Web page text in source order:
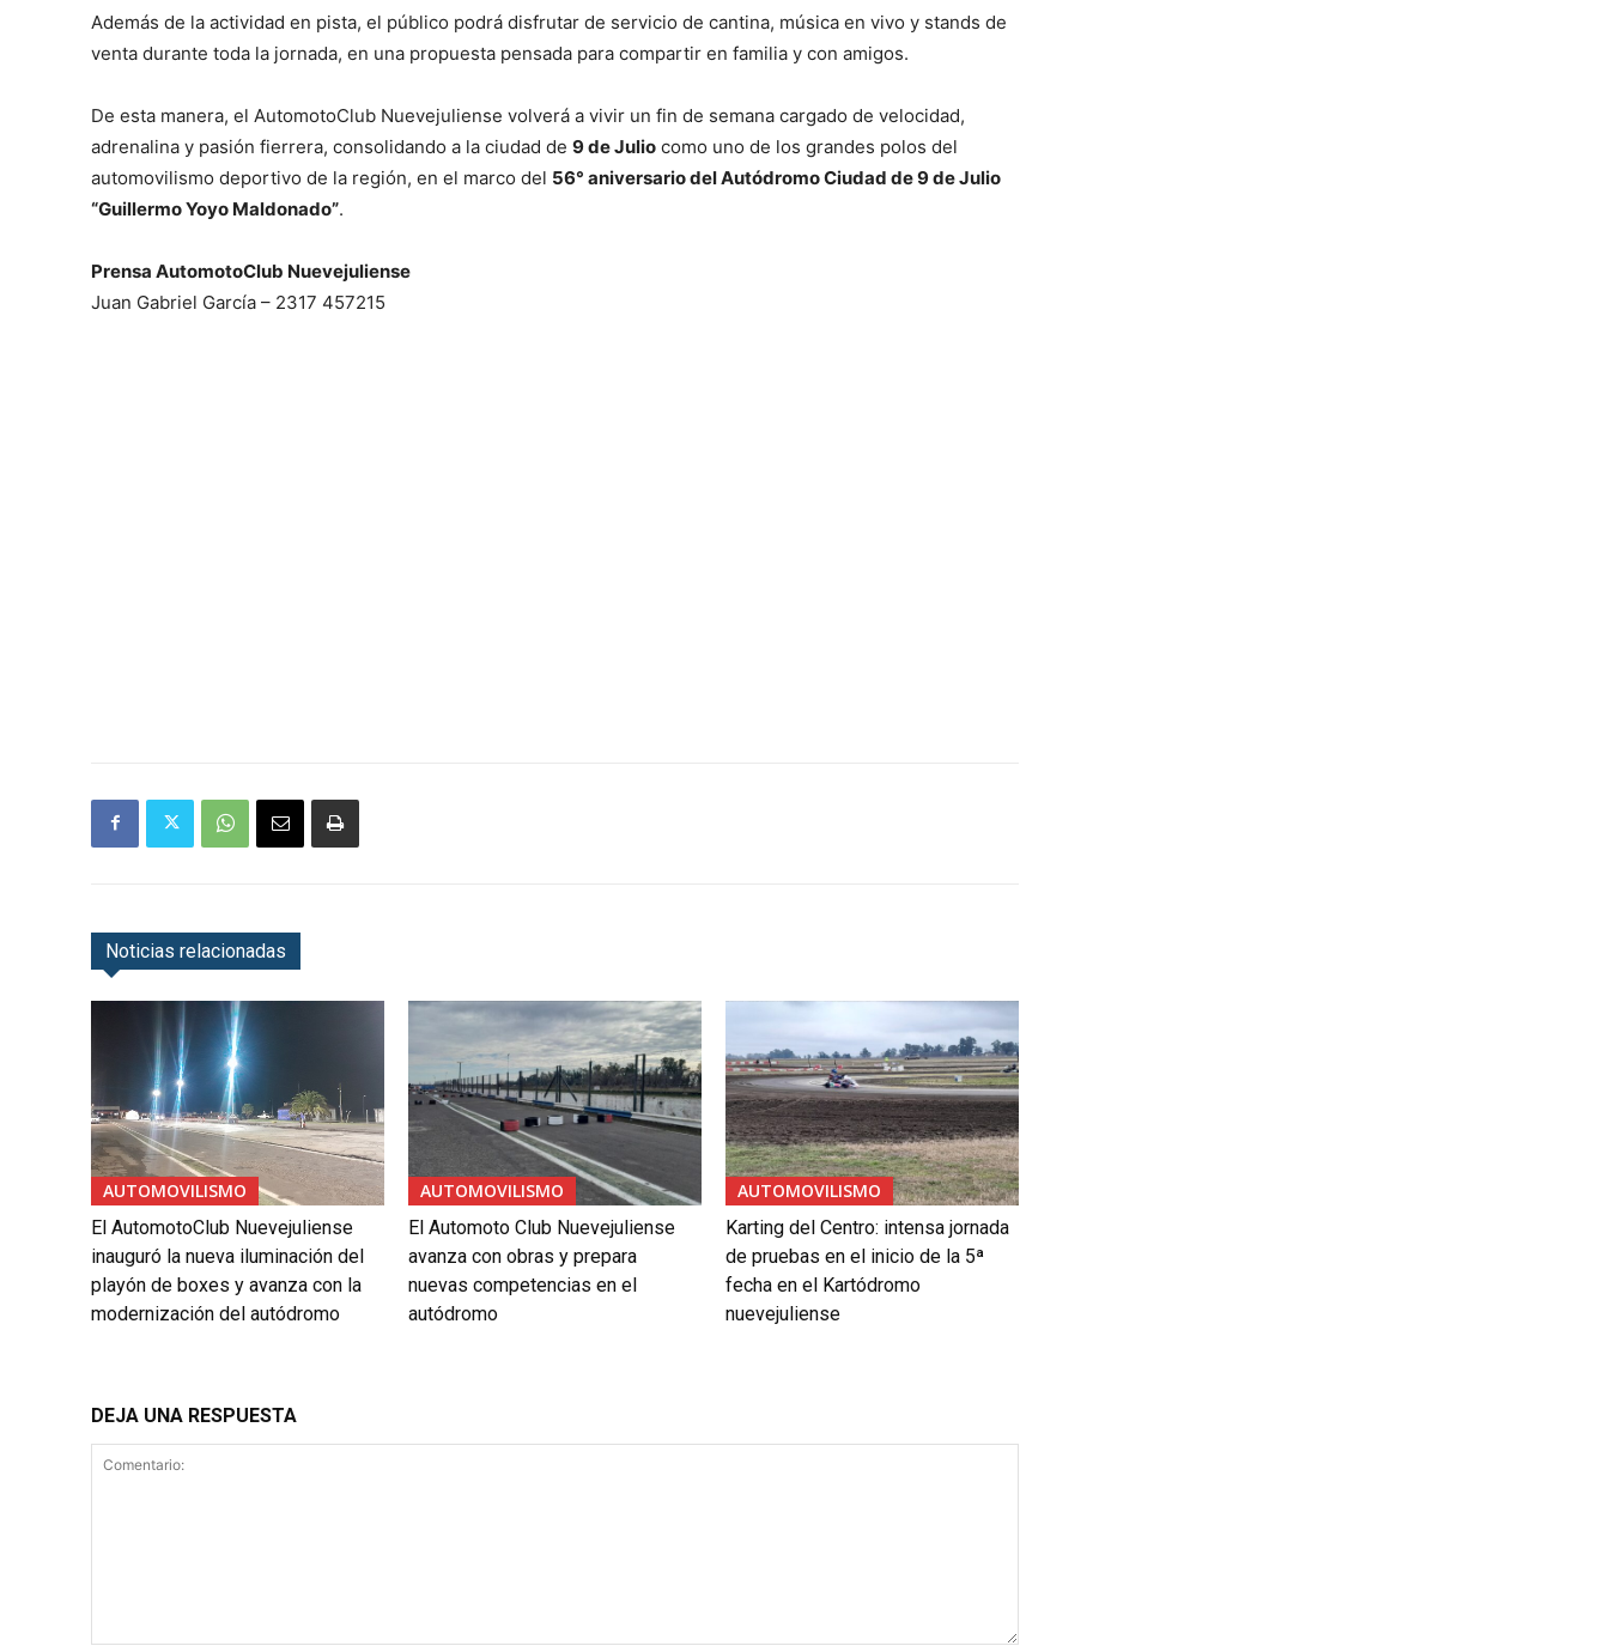
Además de la actividad en pista, el público podrá disfrutar de servicio de cantina, música en vivo y stands de
venta durante toda la jornada, en una propuesta pensada para compartir en familia y con amigos.
De esta manera, el AutomotoClub Nuevejuliense volverá a vivir un fin de semana cargado de velocidad,
adrenalina y pasión fierrera, consolidando a la ciudad de 9 de Julio como uno de los grandes polos del
automovilismo deportivo de la región, en el marco del 56° aniversario del Autódromo Ciudad de 9 de Julio
“Guillermo Yoyo Maldonado”.
Prensa AutomotoClub Nuevejuliense
Juan Gabriel García – 2317 457215
Noticias relacionadas
AUTOMOVILISMO
El AutomotoClub Nuevejuliense
inauguró la nueva iluminación del
playón de boxes y avanza con la
modernización del autódromo
AUTOMOVILISMO
El Automoto Club Nuevejuliense
avanza con obras y prepara
nuevas competencias en el
autódromo
AUTOMOVILISMO
Karting del Centro: intensa jornada
de pruebas en el inicio de la 5ª
fecha en el Kartódromo
nuevejuliense
DEJA UNA RESPUESTA